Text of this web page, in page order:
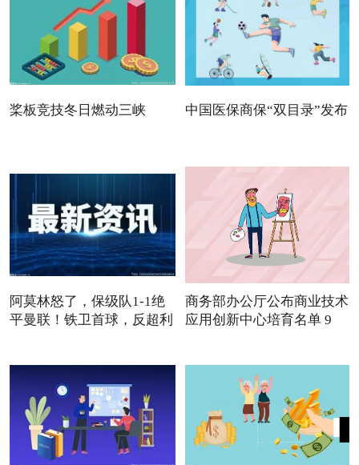
桨板竞技冬日燃动三峡 中国医保商保“双目录”发布
阿莫林怒了，保级队1-1绝
平曼联！铁卫首球，反超利
商务部办公厅公布商业技术
应用创新中心培育名单 9